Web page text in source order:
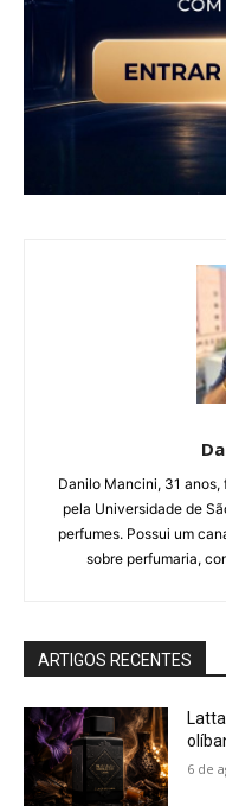
Danilo Mancini, 31 anos,
pela Universidade de
perfumes. Possui um
sobre perfumaria,
ARTIGOS RECENTES
6 de